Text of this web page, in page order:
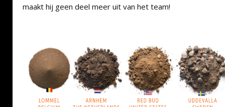
maakt hij geen deel meer uit van het team!